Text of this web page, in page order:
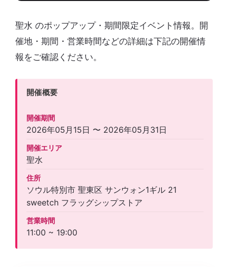
聖水 のポップアップ・期間限定イベント情報。開
催地・期間・営業時間などの詳細は下記の開催情
報をご確認ください。
開催概要
開催期間
2026年05月15日 〜 2026年05月31日
開催エリア
聖水
住所
ソウル特別市 聖東区 サンウォン1ギル 21
sweetch フラッグシップストア
営業時間
11:00 ~ 19:00